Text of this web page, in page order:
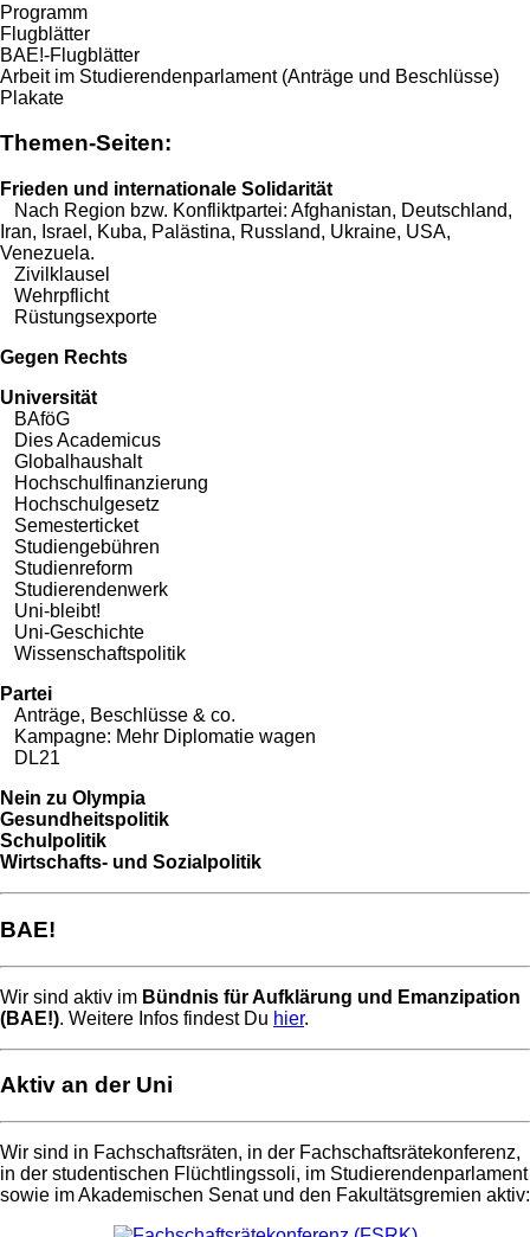
Programm
Flugblätter
BAE!-Flugblätter
Arbeit im Studierendenparlament (Anträge und Beschlüsse)
Plakate
Themen-Seiten:
Frieden und internationale Solidarität
Nach Region bzw. Konfliktpartei: Afghanistan, Deutschland,
Iran, Israel , Kuba, Palästina, Russland, Ukraine, USA,
Venezuela.
Zivilklausel
Wehrpflicht
Rüstungsexporte
Gegen Rechts
Universität
BAföG
Dies Academicus
Globalhaushalt
Hochschulfinanzierung
Hochschulgesetz
Semesterticket
Studiengebühren
Studienreform
Studierendenwerk
Uni-bleibt!
Uni-Geschichte
Wissenschaftspolitik
Partei
Anträge, Beschlüsse & co.
Kampagne: Mehr Diplomatie wagen
DL21
Nein zu Olympia
Gesundheitspolitik
Schulpolitik
Wirtschafts- und Sozialpolitik
BAE!
Wir sind aktiv im Bündnis für Aufklärung und Emanzipation
(BAE!). Weitere Infos findest Du hier.
Aktiv an der Uni
Wir sind in Fachschaftsräten, in der Fachschaftsrätekonferenz,
in der studentischen Flüchtlingssoli, im Studierendenparlament
sowie im Akademischen Senat und den Fakultätsgremien aktiv: